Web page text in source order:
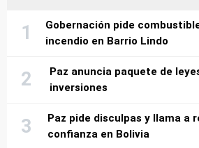
Gobernación pide
incendio en Barrio Lindo
Paz anuncia paquete de
inversiones
Paz pide disculpas y llama a
confianza en Bolivia